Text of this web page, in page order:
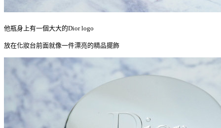
他瓶身上有一個大大的Dior logo
放在化妝台前面就像一件漂亮的精品擺飾